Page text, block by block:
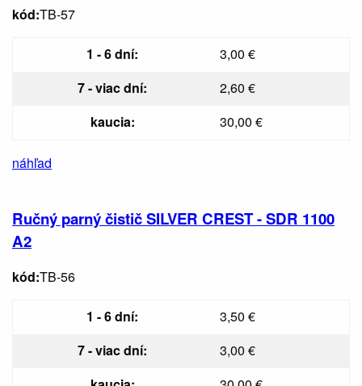
kód:TB-57
1 - 6 dní:
3,00 €
7 - viac dní:
2,60 €
kaucia:
30,00 €
náhľad
Ručný parný čistič SILVER CREST - SDR 1100
A2
kód:TB-56
1 - 6 dní:
3,50 €
7 - viac dní:
3,00 €